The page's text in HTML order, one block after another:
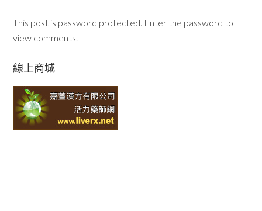
This post is password protected. Enter the password to
view comments.
線上商城